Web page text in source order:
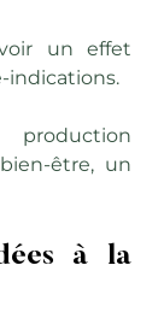
un effet
indications.
production
être, un
à la